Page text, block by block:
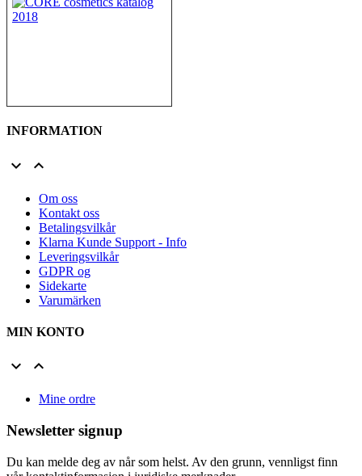
INFORMATION
 
Om oss
Kontakt oss
Betalingsvilkår
Klarna Kunde Support - Info
Leveringsvilkår
GDPR og
Sidekarte
Varumärken
MIN KONTO
 
Mine ordre
Newsletter signup
Du kan melde deg av når som helst. Av den grunn, vennligst finn